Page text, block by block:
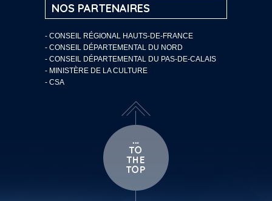
NOS PARTENAIRES
- CONSEIL RÉGIONAL HAUTS-DE-FRANCE
- CONSEIL DÉPARTEMENTAL DU NORD
- CONSEIL DÉPARTEMENTAL DU PAS-DE-CALAIS
- MINISTÈRE DE LA CULTURE
- CSA